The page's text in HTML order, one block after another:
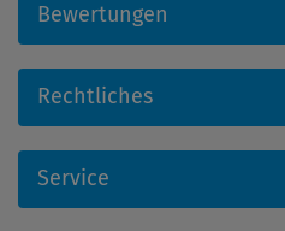
Bewertungen
Rechtliches
Service